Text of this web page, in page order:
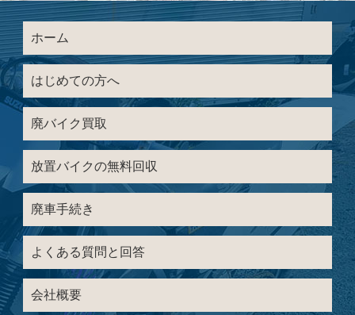
ホーム
はじめての方へ
廃バイク買取
放置バイクの無料回収
廃車手続き
よくある質問と回答
会社概要